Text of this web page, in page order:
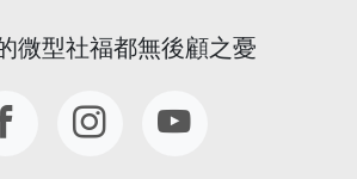
微型社福都無後顧之憂